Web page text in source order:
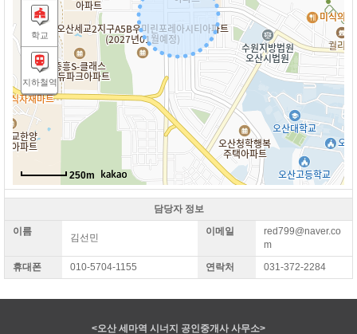
250m
학교
지하철역
담당자 정보
이름
김선민
이메일
red799@naver.co
m
휴대폰
010-5704-1155 연락처 031-372-2284
<오산 세마역 시너지 공인중개사 사무소>